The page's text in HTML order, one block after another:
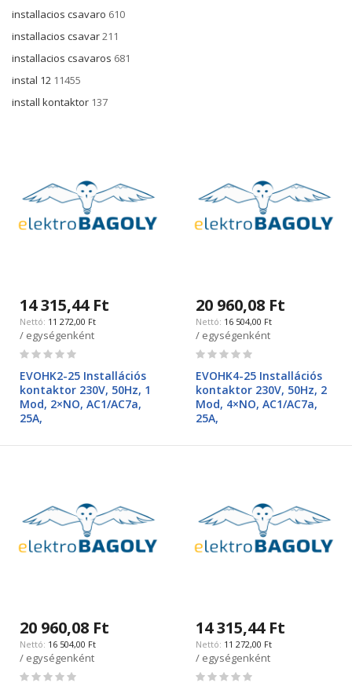
installacios csavaro 610
installacios csavar211
installacios csavaros 681
instal 12 11455
install kontaktor 137
14 315,44 Ft
11 272,00 Ft
/ egységenként
Rating:
EVOHK2-25 Installációs
kontaktor 230V, 50Hz, 1
Mod, 2×NO, AC1/AC7a,
25A,
20 960,08 Ft
16 504,00 Ft
/ egységenként
Rating:
EVOHK4-25 Installációs
kontaktor 230V, 50Hz, 2
Mod, 4×NO, AC1/AC7a,
25A,
20 960,08 Ft
16 504,00 Ft
/ egységenként
Rating:
14 315,44 Ft
11 272,00 Ft
/ egységenként
Rating: